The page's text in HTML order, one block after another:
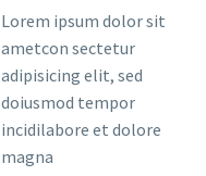
Lorem ipsum dolor sit
ametcon sectetur
adipisicing elit, sed
doiusmod tempor
incidilabore et dolore
magna